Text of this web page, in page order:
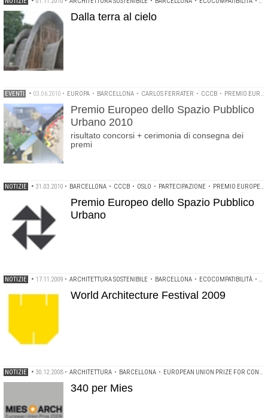
Dalla terra al cielo
EVENTI • 03.06.2010 • EUROPA • BARCELLONA • CARLOS FERRATER • CCCB • PREMIO EUROPEO DELLO SPAZIO PUBBLICO URBANO
Premio Europeo dello Spazio Pubblico
Urbano 2010
risultato concorsi + cerimonia di consegna dei
premi
NOTIZIE • 31.03.2010 • BARCELLONA • CCCB • OSLO • PARTECIPAZIONE • PREMIO EUROPEO DELLO SPAZIO PUBBLICO URBANO
Premio Europeo dello Spazio Pubblico
Urbano
NOTIZIE • 17.11.2009 • ARCHITETTURA SOSTENIBILE • BARCELLONA • ECOCOMPATIBILITÀ •
World Architecture Festival 2009
NOTIZIE • 30.12.2008 • ARCHITETTURA • BARCELLONA • EUROPEAN UNION PRIZE FOR CONTEMPORARY ARCHITECTURE
340 per Mies